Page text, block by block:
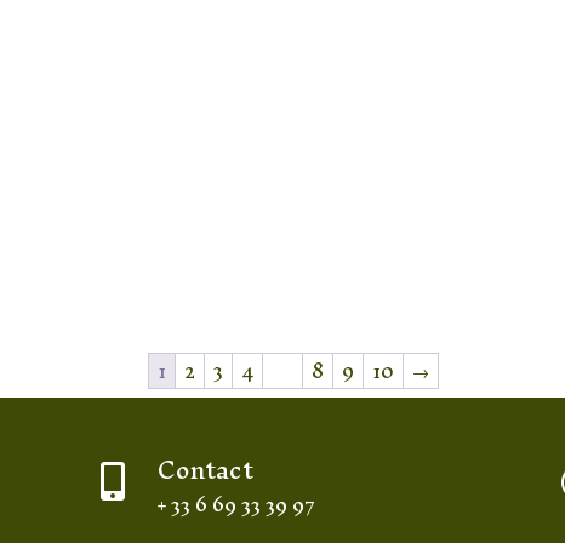
1 2 3 4 8 9 10 →
 Contact
+ 33 6 69 33 39 97